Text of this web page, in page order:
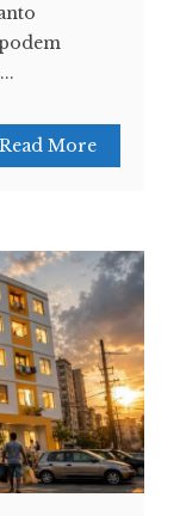
Read More